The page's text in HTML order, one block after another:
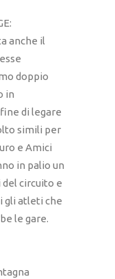
anche il
doppio
in
di legare
simili per
e Amici
in palio un
circuito e
gli atleti che
le gare.